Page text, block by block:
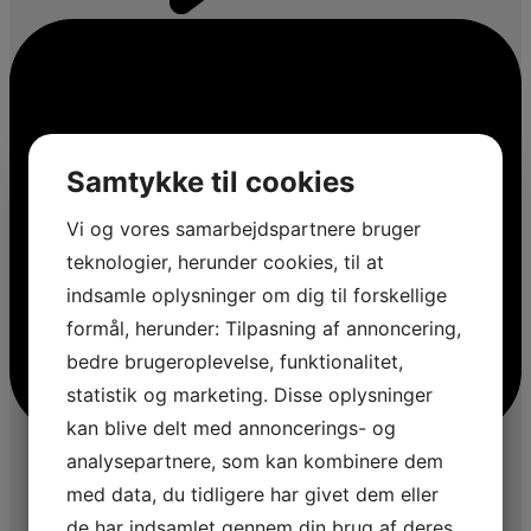
Samtykke til cookies
Vi og vores samarbejdspartnere bruger
teknologier, herunder cookies, til at
indsamle oplysninger om dig til forskellige
formål, herunder: Tilpasning af annoncering,
bedre brugeroplevelse, funktionalitet,
statistik og marketing. Disse oplysninger
kan blive delt med annoncerings- og
analysepartnere, som kan kombinere dem
med data, du tidligere har givet dem eller